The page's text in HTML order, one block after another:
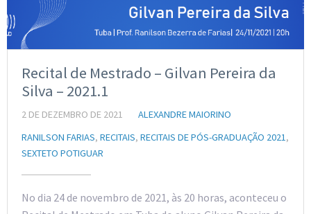
Recital de Mestrado – Gilvan Pereira da
Silva – 2021.1
2 DE DEZEMBRO DE 2021
ALEXANDRE MAIORINO
RANILSON FARIAS, RECITAIS, RECITAIS DE PÓS-GRADUAÇÃO 2021,
SEXTETO POTIGUAR
No dia 24 de novembro de 2021, às 20 horas, aconteceu o